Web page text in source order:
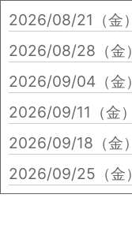
2026/08/21（金）
2026/08/28（金）
2026/09/04（金）
2026/09/11（金）
2026/09/18（金）
2026/09/25（金）